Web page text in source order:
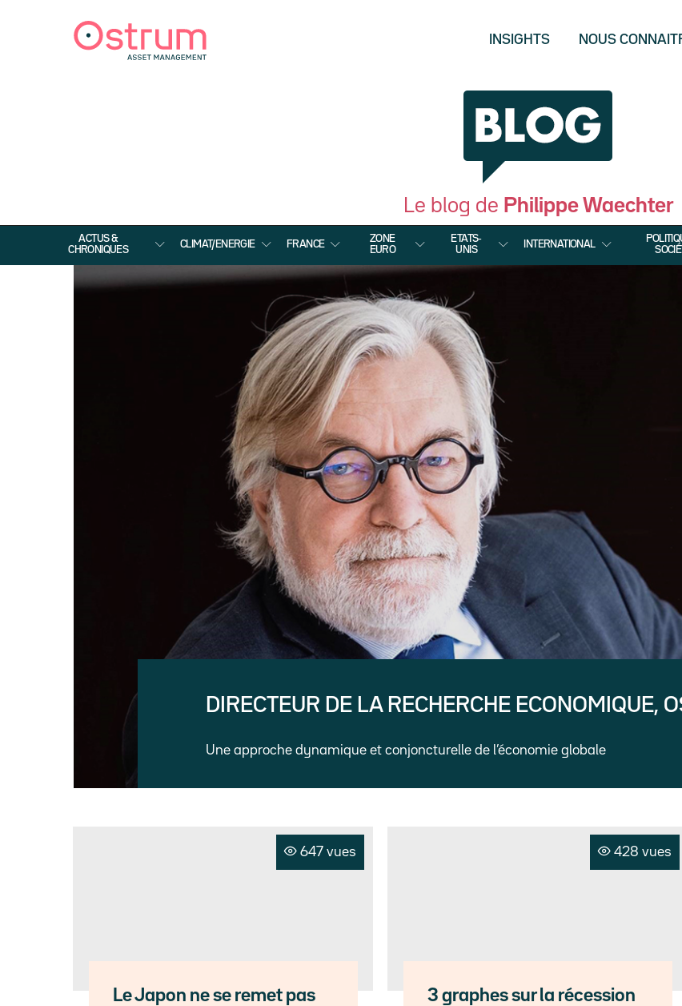
INSIGHTS NOUS
Le blog de Philippe Waechter
ACTUS &
CHRONIQUES
CLIMAT/ENERGIE FRANCE
ZONE
EURO
ETATS-
UNIS
INTERNATIONAL
DIRECTEUR DE LA RECHERCHE ECONOMIQUE,
Une approche dynamique et conjoncturelle de l’économie globale
647 vues
Le Japon ne se remet pas
428 vues
3 graphes sur la récession